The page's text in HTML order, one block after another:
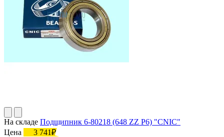
На складе Подшипник 6-80218 (648 ZZ P6) "CNIC"
Цена
3 741₽